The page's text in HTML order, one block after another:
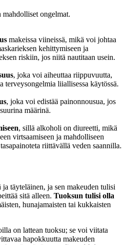
ongelmat.
makeissa viineissä, mikä voi johtaa
kehittymiseen ja
riskiin, jos niitä nautitaan usein.
, joka voi aiheuttaa riippuvuutta,
terveysongelmia liiallisessa käytössä.
, joka voi edistää painonnousua, jos
määrinä.
, sillä alkoholi on diureetti, mikä
virtsaamiseen ja mahdolliseen
riittävällä veden saannilla.
täyteläinen, ja sen makeuden tulisi
sitä alleen. Tuoksun tulisi olla
hunajamaisten tai kukkaisten
on lattean tuoksu; se voi viitata
hapokkuutta makeuden